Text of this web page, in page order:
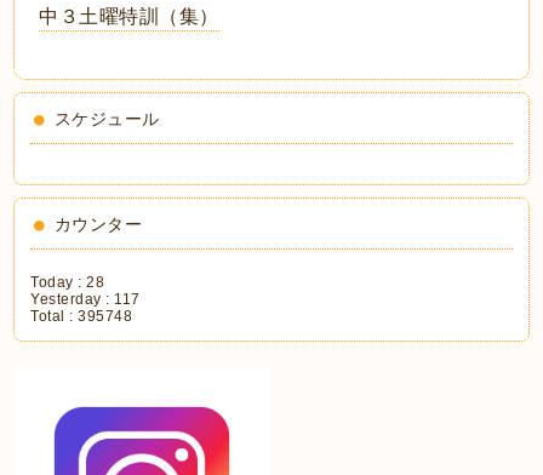
中３土曜特訓（集）
スケジュール
カウンター
Today :28
Yesterday : 117
Total :395748